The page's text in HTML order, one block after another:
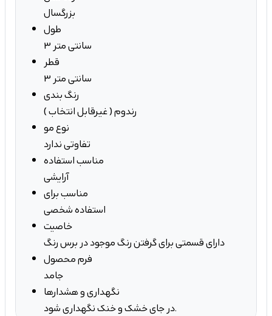
بزرگسال
طول
3 سانتی متر
قطر
3 سانتی متر
رنگ بندی
رندوم ( غیرقابل انتخاب )
نوع مو
تفاوتی ندارد
مناسب استفاده
آرایشی
مناسب برای
استفاده شخصی
خاصیت
دارای قسمتی برای گرفتن رنگ موجود در برس رنگ
فرم محصول
جامد
نگهداری و هشدارها
در جای خشک و خنک نگهداری شود.